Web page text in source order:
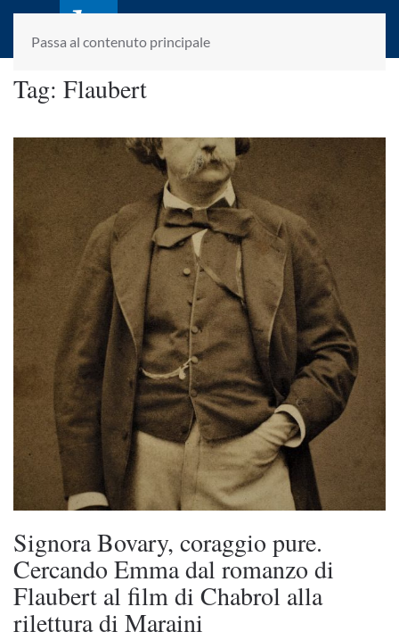
Passa al contenuto principale
laletteraturaenoi.it
fondato da Romano Luperini
Tag: Flaubert
Signora Bovary, coraggio pure.
Cercando Emma dal romanzo di
Flaubert al film di Chabrol alla
rilettura di Maraini